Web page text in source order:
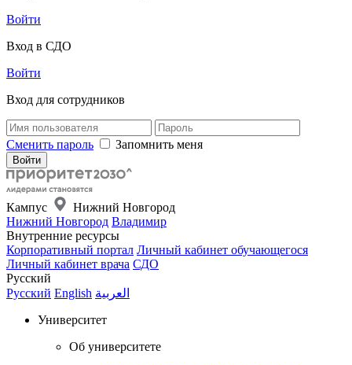
Войти
Вход в СДО
Войти
Вход для сотрудников
Сменить пароль Запомнить меня
Кампус
Нижний Новгород
Нижний Новгород Владимир
Внутренние ресурсы
Корпоративный портал Личный кабинет обучающегося
Личный кабинет врача СДО
Русский
Русский English العربية
Университет
Об университете